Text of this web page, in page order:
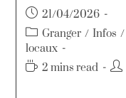
21/04/2026
Granger / Infos /
locaux
2 mins read